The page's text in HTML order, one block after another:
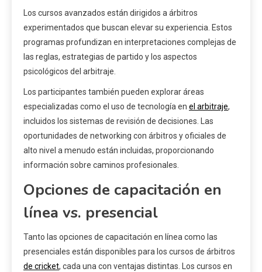
Los cursos avanzados están dirigidos a árbitros
experimentados que buscan elevar su experiencia. Estos
programas profundizan en interpretaciones complejas de
las reglas, estrategias de partido y los aspectos
psicológicos del arbitraje.
Los participantes también pueden explorar áreas
especializadas como el uso de tecnología en el arbitraje,
incluidos los sistemas de revisión de decisiones. Las
oportunidades de networking con árbitros y oficiales de
alto nivel a menudo están incluidas, proporcionando
información sobre caminos profesionales.
Opciones de capacitación en
línea vs. presencial
Tanto las opciones de capacitación en línea como las
presenciales están disponibles para los cursos de árbitros
de cricket, cada una con ventajas distintas. Los cursos en